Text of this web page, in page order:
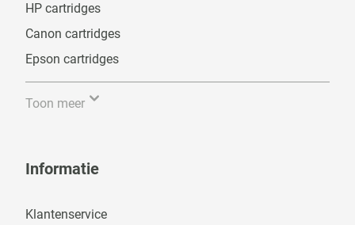
HP cartridges
Canon cartridges
Epson cartridges
Toon meer
Informatie
Klantenservice